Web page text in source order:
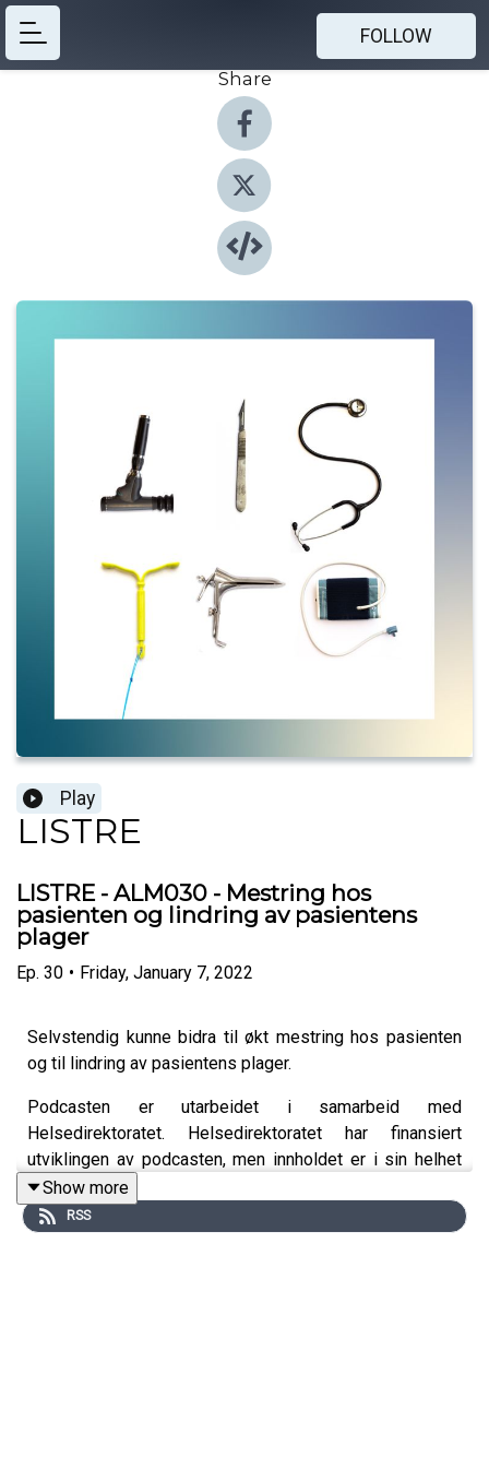
FOLLOW
Share
Play
LISTRE
LISTRE - ALM030 - Mestring hos
pasienten og lindring av pasientens
plager
Ep. 30 • Friday, January 7, 2022
Selvstendig kunne bidra til økt mestring hos pasienten
og til lindring av pasientens plager.
Podcasten er utarbeidet i samarbeid med
Helsedirektoratet. Helsedirektoratet har finansiert
utviklingen av podcasten, men innholdet er i sin helhet
utarbeidet av KVALLM (allmennlegene Kristian Høines
og Morten Munkvik). Podcasten er ingen fasit for
hvordan læringsmålene skal tolkes, men skal bidra til
Show more
RSS